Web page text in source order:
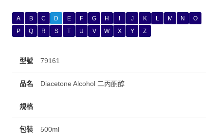
A B C D E F G H J K L M N
O
P
Q R S T U V W X Y Z
79161
Diacetone Alcohol 二丙酮醇
500ml